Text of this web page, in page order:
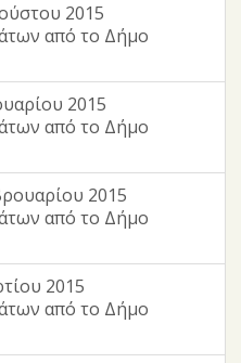
2015
από το Δήμο
2015
από το Δήμο
2015
από το Δήμο
2015
από το Δήμο